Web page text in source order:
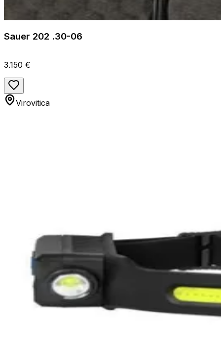
Sauer 202 .30-06
3.150 €
Virovitica